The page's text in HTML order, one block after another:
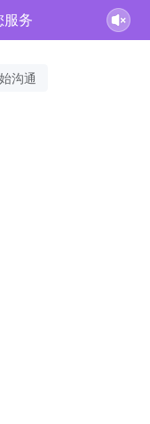
服务
沟通